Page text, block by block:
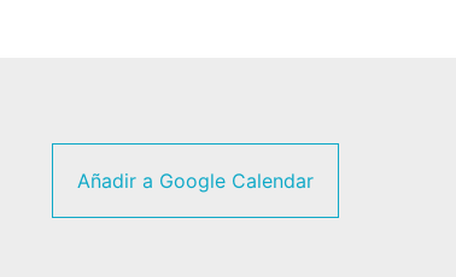
Añadir a Google Calendar